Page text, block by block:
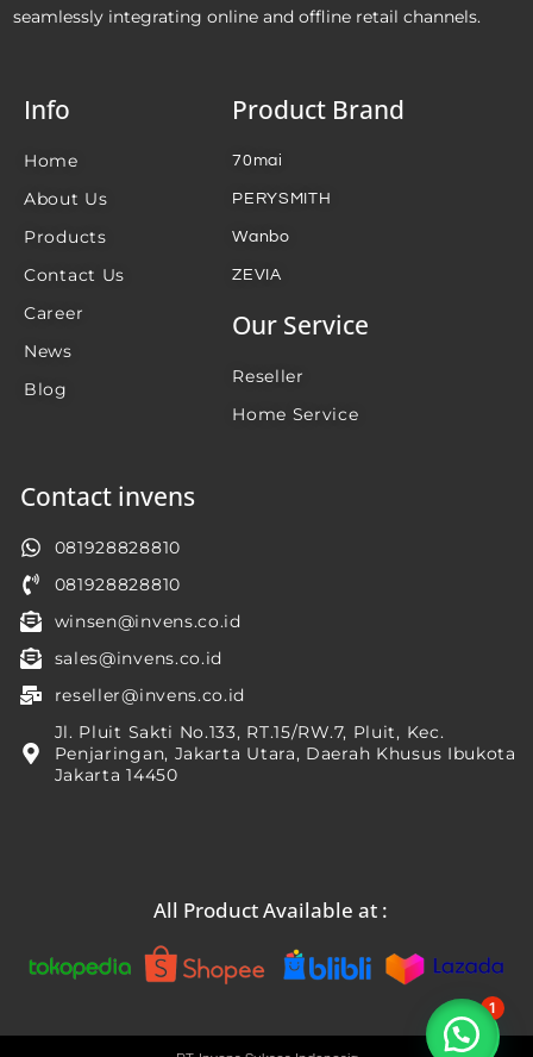
seamlessly integrating online and offline retail channels.
Info
Home
About Us
Products
Contact Us
Career
News
Blog
Product Brand
70mai
PERYSMITH
Wanbo
ZEVIA
Our Service
Reseller
Home Service
Contact invens
081928828810
081928828810
winsen@invens.co.id
sales@invens.co.id
reseller@invens.co.id
Jl. Pluit Sakti No.133, RT.15/RW.7, Pluit, Kec.
Penjaringan, Jakarta Utara, Daerah Khusus Ibukota
Jakarta 14450
All Product Available at :
Silahkan chat kami...
1